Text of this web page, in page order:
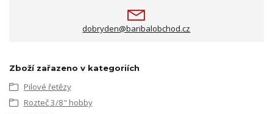
dobryden@baribalobchod.cz
Zboží zařazeno v kategoriích
Pilové řetězy
Rozteč 3/8" hobby